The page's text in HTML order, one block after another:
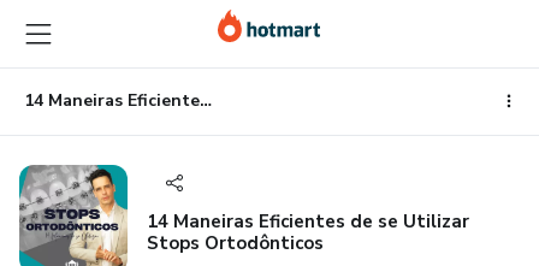
para
o
conteúdo
principal
para
o
pagamento
para
o
rodapé
14 Maneiras Eficientes de se Utilizar Stops Ortodônticos
14 Maneiras Eficientes de se Utilizar
Stops Ortodônticos